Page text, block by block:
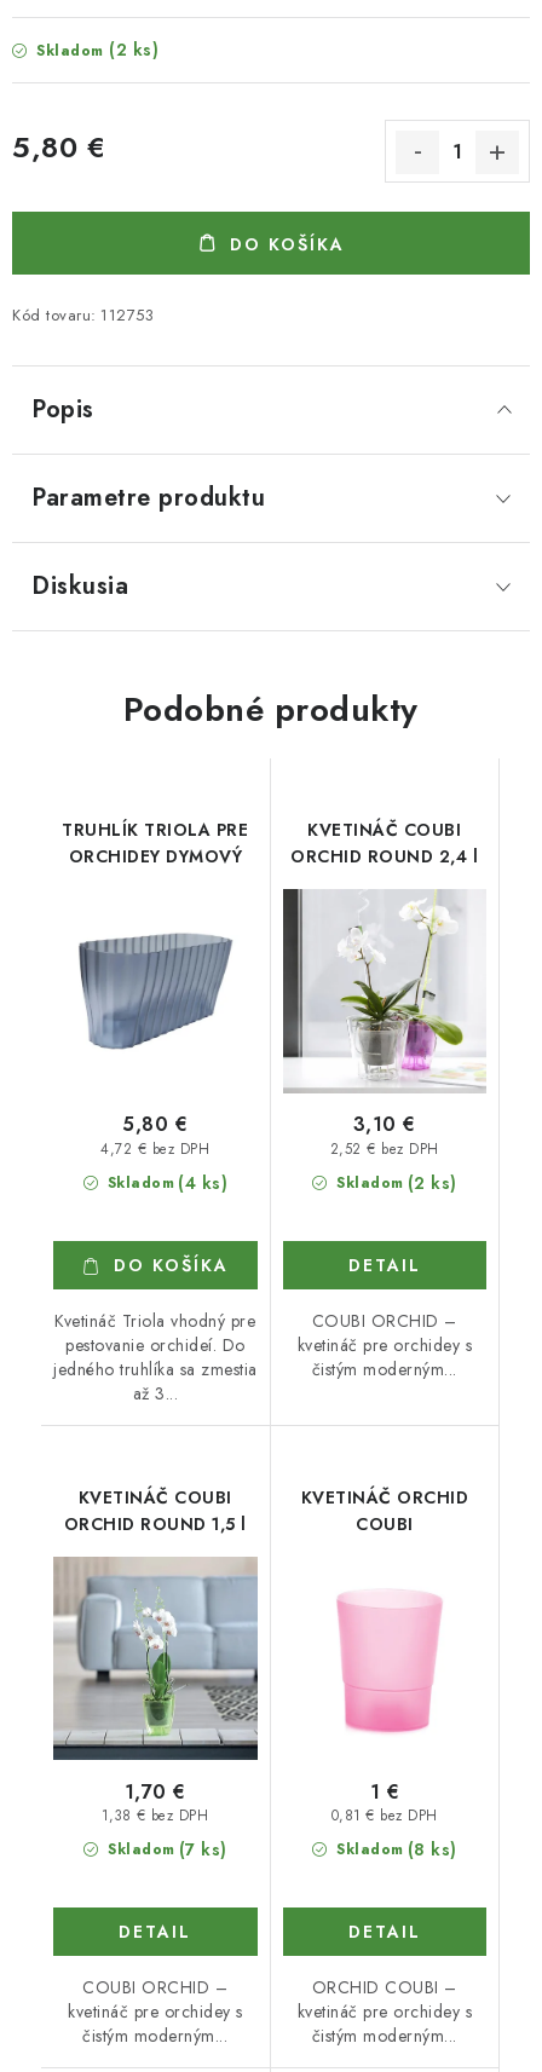
Skladom (2 ks)
5,80 €
DO KOŠÍKA
Kód tovaru: 112753
Popis
Parametre produktu
Diskusia
Podobné produkty
TRUHLÍK TRIOLA PRE
ORCHIDEY DYMOVÝ
Skladom (4 ks)
4,72 € bez DPH
5,80 €
DO KOŠÍKA
Kvetináč Triola vhodný pre
pestovanie orchideí. Do
jedného truhlíka sa zmestia
až 3...
KVETINÁČ COUBI
ORCHID ROUND 2,4 l
Skladom (2 ks)
2,52 € bez DPH
3,10 €
DETAIL
COUBI ORCHID –
kvetináč pre orchidey s
čistým moderným...
KVETINÁČ COUBI
ORCHID ROUND 1,5 l
Skladom (7 ks)
1,38 € bez DPH
1,70 €
DETAIL
COUBI ORCHID –
kvetináč pre orchidey s
čistým moderným...
KVETINÁČ ORCHID
COUBI
Skladom (8 ks)
0,81 € bez DPH
1 €
DETAIL
ORCHID COUBI –
kvetináč pre orchidey s
čistým moderným...